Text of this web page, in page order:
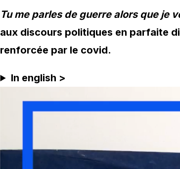
Tu me parles de guerre alors que je
aux discours politiques en parfaite
renforcée par le covid.
In english >